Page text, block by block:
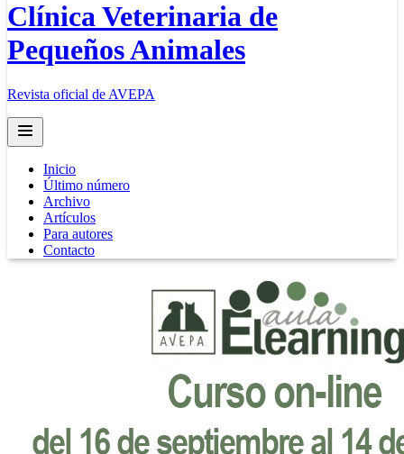
Clínica Veterinaria de
Pequeños Animales
Revista oficial de AVEPA
Open main menu
Inicio
Último número
Archivo
Artículos
Para autores
Contacto